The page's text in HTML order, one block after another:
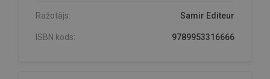
Ražotājs: Samir Editeur
ISBN kods: 9789953316666